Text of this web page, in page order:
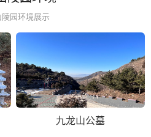
园环境展示
九龙山公墓